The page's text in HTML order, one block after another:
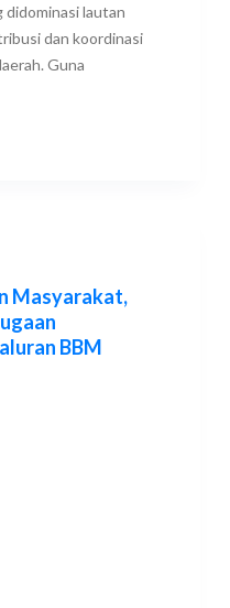
didominasi lautan
dan koordinasi
Guna
Masyarakat,
BBM